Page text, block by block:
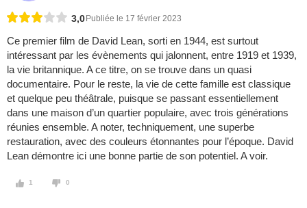
3,0 Publiée le 17 février 2023
Ce premier film de David Lean, sorti en 1944, est surtout
intéressant par les évènements qui jalonnent, entre 1919 et 1939,
la vie britannique. A ce titre, on se trouve dans un quasi
documentaire. Pour le reste, la vie de cette famille est classique
et quelque peu théâtrale, puisque se passant essentiellement
dans une maison d’un quartier populaire, avec trois générations
réunies ensemble. A noter, techniquement, une superbe
restauration, avec des couleurs étonnantes pour l’époque. David
Lean démontre ici une bonne partie de son potentiel. A voir.
1 0